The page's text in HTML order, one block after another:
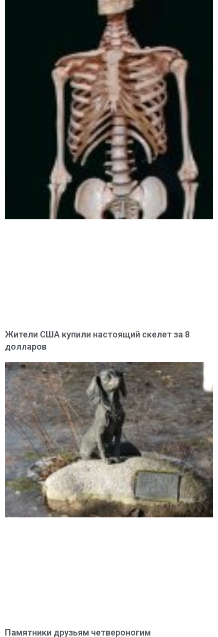
Жители США купили настоящий скелет за 8
долларов
Памятники друзьям четвероногим